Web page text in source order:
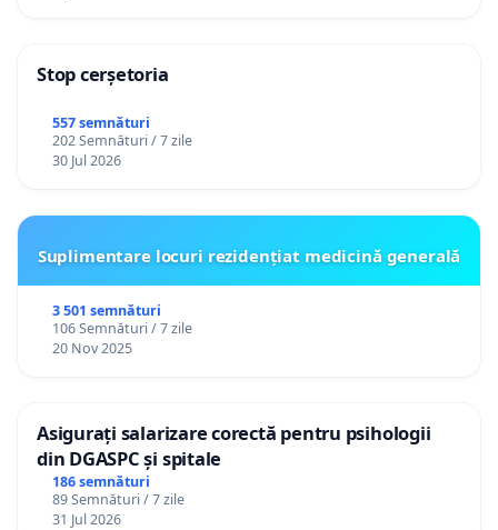
Stop cerșetoria
557 semnături
202 Semnături / 7 zile
30 Jul 2026
Suplimentare locuri rezidențiat medicină generală
3 501 semnături
106 Semnături / 7 zile
20 Nov 2025
Asigurați salarizare corectă pentru psihologii
din DGASPC și spitale
186 semnături
89 Semnături / 7 zile
31 Jul 2026